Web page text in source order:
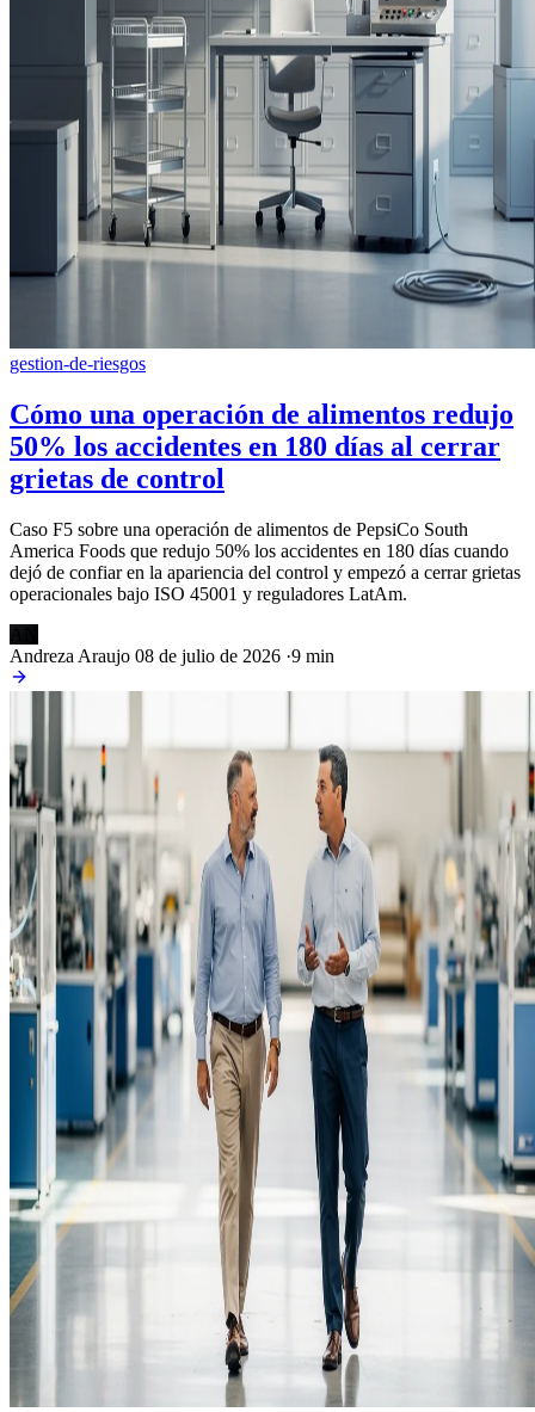
gestion-de-riesgos
Cómo una operación de alimentos redujo
50% los accidentes en 180 días al cerrar
grietas de control
Caso F5 sobre una operación de alimentos de PepsiCo South
America Foods que redujo 50% los accidentes en 180 días cuando
dejó de confiar en la apariencia del control y empezó a cerrar grietas
operacionales bajo ISO 45001 y reguladores LatAm.
Andreza Araujo 08 de julio de 2026 ·9 min